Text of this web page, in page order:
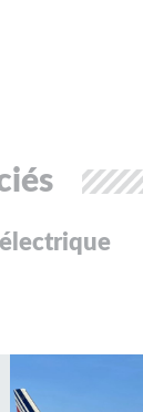
électrique